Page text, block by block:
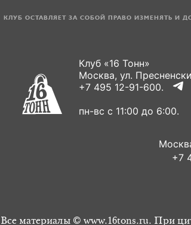
КЛУБ ОСТАВЛЯЕТ ЗА СОБОЙ ПРАВО ИЗМЕНЯТЬ И
Клуб «16 Тонн»
Москва, ул.
+7 495 12-91-600.
пн-вс с 11:00 до 6:00.
+7
Все материалы © www.16tons.ru. При